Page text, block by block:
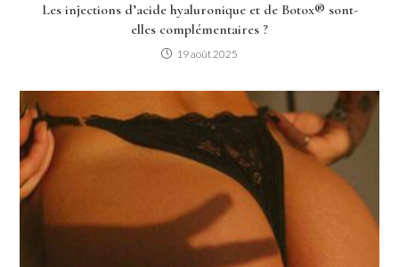
Les injections d’acide hyaluronique et de Botox® sont-
elles complémentaires ?
19 août 2025